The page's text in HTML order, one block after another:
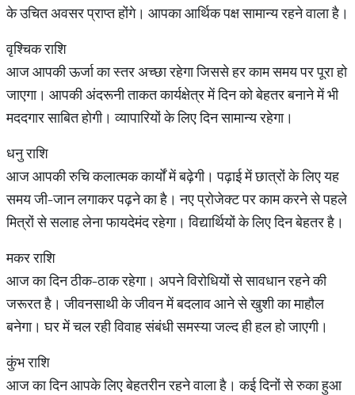
के उचित अवसर प्राप्त होंगे। आपका आर्थिक पक्ष सामान्य रहने वाला है।
वृश्चिक राशि
आज आपकी ऊर्जा का स्तर अच्छा रहेगा जिससे हर काम समय पर पूरा हो
जाएगा। आपकी अंदरूनी ताकत कार्यक्षेत्र में दिन को बेहतर बनाने में भी
मददगार साबित होगी। व्यापारियों के लिए दिन सामान्य रहेगा।
धनु राशि
आज आपकी रुचि कलात्मक कार्यों में बढ़ेगी। पढ़ाई में छात्रों के लिए यह
समय जी-जान लगाकर पढ़ने का है। नए प्रोजेक्ट पर काम करने से पहले
मित्रों से सलाह लेना फायदेमंद रहेगा। विद्यार्थियों के लिए दिन बेहतर है।
मकर राशि
आज का दिन ठीक-ठाक रहेगा। अपने विरोधियों से सावधान रहने की
जरूरत है। जीवनसाथी के जीवन में बदलाव आने से खुशी का माहौल
बनेगा। घर में चल रही विवाह संबंधी समस्या जल्द ही हल हो जाएगी।
कुंभ राशि
आज का दिन आपके लिए बेहतरीन रहने वाला है। कई दिनों से रुका हुआ